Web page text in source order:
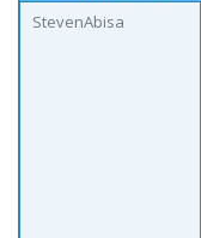
StevenAbisa